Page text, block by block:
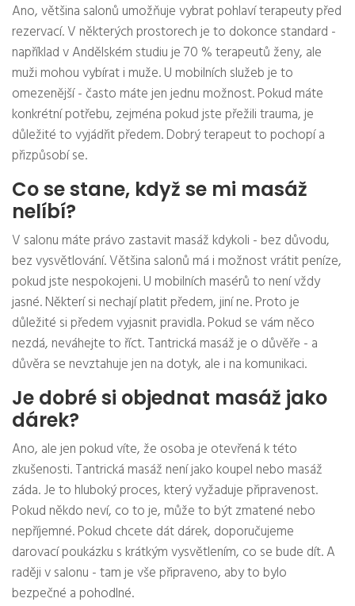
Ano, většina salonů umožňuje vybrat pohlaví terapeuty před
rezervací. V některých prostorech je to dokonce standard -
například v Andělském studiu je 70 % terapeutů ženy, ale
muži mohou vybírat i muže. U mobilních služeb je to
omezenější - často máte jen jednu možnost. Pokud máte
konkrétní potřebu, zejména pokud jste přežili trauma, je
důležité to vyjádřit předem. Dobrý terapeut to pochopí a
přizpůsobí se.
Co se stane, když se mi masáž
nelíbí?
V salonu máte právo zastavit masáž kdykoli - bez důvodu,
bez vysvětlování. Většina salonů má i možnost vrátit peníze,
pokud jste nespokojeni. U mobilních masérů to není vždy
jasné. Některí si nechají platit předem, jiní ne. Proto je
důležité si předem vyjasnit pravidla. Pokud se vám něco
nezdá, neváhejte to říct. Tantrická masáž je o důvěře - a
důvěra se nevztahuje jen na dotyk, ale i na komunikaci.
Je dobré si objednat masáž jako
dárek?
Ano, ale jen pokud víte, že osoba je otevřená k této
zkušenosti. Tantrická masáž není jako koupel nebo masáž
záda. Je to hluboký proces, který vyžaduje připravenost.
Pokud někdo neví, co to je, může to být zmatené nebo
nepříjemné. Pokud chcete dát dárek, doporučujeme
darovací poukázku s krátkým vysvětlením, co se bude dít. A
raději v salonu - tam je vše připraveno, aby to bylo
bezpečné a pohodlné.